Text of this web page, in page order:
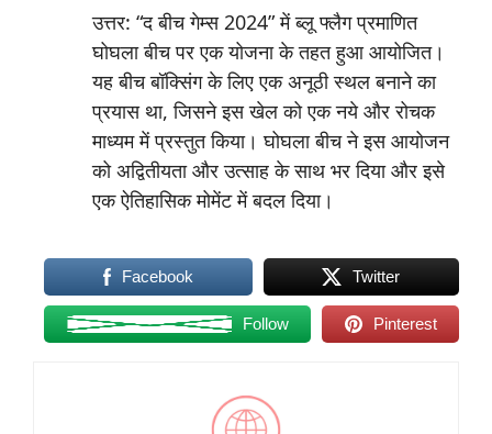
उत्तर: “द बीच गेम्स 2024” में ब्लू फ्लैग प्रमाणित
घोघला बीच पर एक योजना के तहत हुआ आयोजित।
यह बीच बॉक्सिंग के लिए एक अनूठी स्थल बनाने का
प्रयास था, जिसने इस खेल को एक नये और रोचक
माध्यम में प्रस्तुत किया। घोघला बीच ने इस आयोजन
को अद्वितीयता और उत्साह के साथ भर दिया और इसे
एक ऐतिहासिक मोमेंट में बदल दिया।
Facebook Twitter
Follow Pinterest